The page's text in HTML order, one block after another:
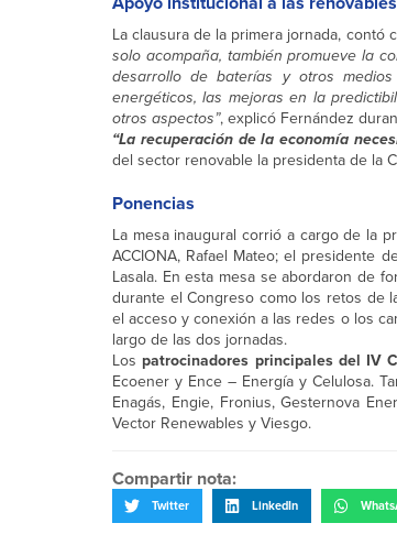
La clausura de la primera jornada, contó
solo acompaña, también promueve la
desarrollo de baterías y otros
energéticos, las mejoras en la
otros aspectos”, explicó Fernández
“La recuperación de la economía
del sector renovable la presidenta de la
Ponencias
La mesa inaugural corrió a cargo de la
ACCIONA, Rafael Mateo; el presidente
Lasala. En esta mesa se abordaron de
durante el Congreso como los retos de
el acceso y conexión a las redes o los
largo de las dos jornadas.
Los patrocinadores principales del IV
Ecoener y Ence – Energía y Celulosa.
Enagás, Engie, Fronius, Gesternova
Vector Renewables y Viesgo.
Compartir nota:
Twitter LinkedIn